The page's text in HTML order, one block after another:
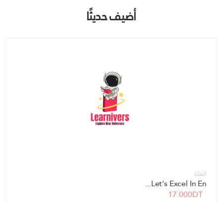
أضيف حديثًا
الفئة
Let's Excel In En...
17.000DT